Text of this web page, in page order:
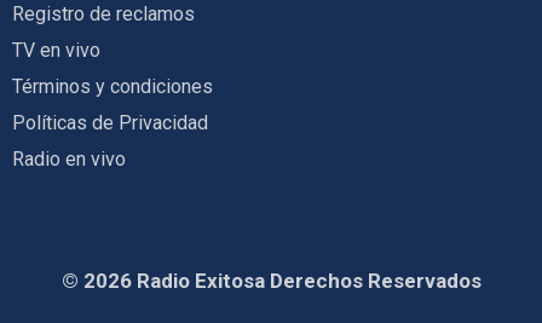
Registro de reclamos
TV en vivo
Términos y condiciones
Políticas de Privacidad
Radio en vivo
© 2026 Radio Exitosa Derechos Reservados